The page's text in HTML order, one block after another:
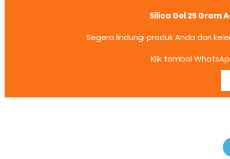
Silica Gel 25 Gram
Segera lindungi produk Anda dari
Klik tombol